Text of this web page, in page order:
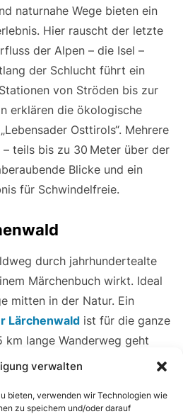
verwalten
bieten, verwenden wir Technologien wie
zu speichern und/oder darauf
naturnahe Wege bieten ein
Hier rauscht der letzte
der Alpen – die Isel –
der Schlucht führt ein
von Ströden bis zur
erklären die ökologische
Osttirols“. Mehrere
– teils bis zu 30 Meter über der
Blicke und ein
für Schwindelfreie.
durch jahrhundertealte
Märchenbuch wirkt. Ideal
mitten in der Natur. Ein
Lärchenwaldist für die ganze
km lange Wanderweg geht
in 2-3 Stunden zu
ist von Mai – Oktober.